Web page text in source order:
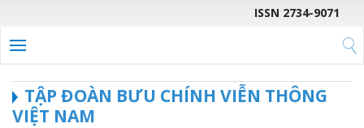
ISSN 2734-9071
TẬP ĐOÀN BƯU CHÍNH VIỄN THÔNG
VIỆT NAM